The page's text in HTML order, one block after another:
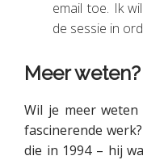
email toe. Ik
de sessie in
Meer weten?
Wil je meer
fascinerende
die in 1994 – hij